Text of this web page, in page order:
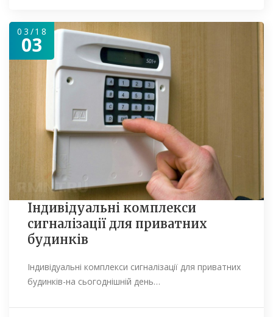
03/18
03
Індивідуальні комплекси
сигналізації для приватних
будинків
Індивідуальні комплекси сигналізації для приватних
будинків-на сьогоднішній день…